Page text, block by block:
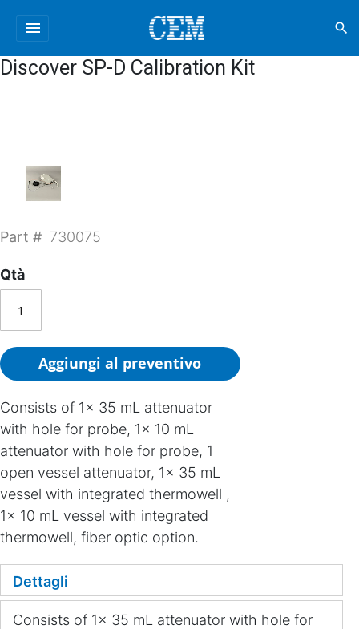
menu search
Discover SP-D Calibration Kit
Part # 730075
Qtà
Aggiungi al preventivo
Consists of 1x 35 mL attenuator
with hole for probe, 1x 10 mL
attenuator with hole for probe, 1
open vessel attenuator, 1x 35 mL
vessel with integrated thermowell ,
1x 10 mL vessel with integrated
thermowell, fiber optic option.
Dettagli
Consists of 1x 35 mL attenuator with hole for